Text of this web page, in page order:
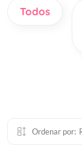
Todos
Ordenar por: